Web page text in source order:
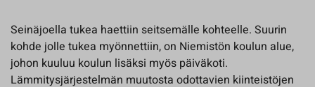
Seinäjoella tukea haettiin seitsemälle kohteelle. Suurin
kohde jolle tukea myönnettiin, on Niemistön koulun alue,
johon kuuluu koulun lisäksi myös päiväkoti.
Lämmitysjärjestelmän muutosta odottavien kiinteistöjen